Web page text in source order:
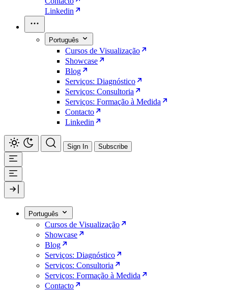
Linkedin
Português
Cursos de Visualização
Showcase
Blog
Serviços: Diagnóstico
Serviços: Consultoria
Serviços: Formação à Medida
Contacto
Linkedin
Sign In Subscribe
Português
Cursos de Visualização
Showcase
Blog
Serviços: Diagnóstico
Serviços: Consultoria
Serviços: Formação à Medida
Contacto